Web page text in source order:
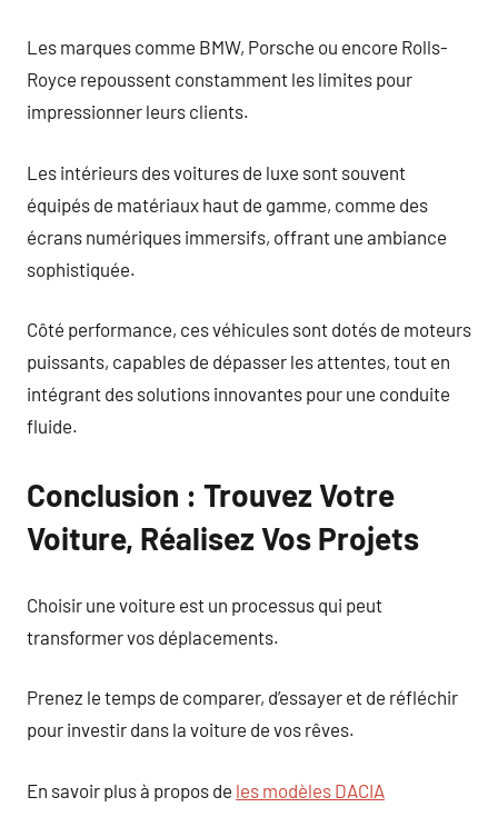
Les marques comme BMW, Porsche ou encore Rolls-
Royce repoussent constamment les limites pour
impressionner leurs clients.
Les intérieurs des voitures de luxe sont souvent
équipés de matériaux haut de gamme, comme des
écrans numériques immersifs, offrant une ambiance
sophistiquée.
Côté performance, ces véhicules sont dotés de moteurs
puissants, capables de dépasser les attentes, tout en
intégrant des solutions innovantes pour une conduite
fluide.
Conclusion : Trouvez Votre
Voiture, Réalisez Vos Projets
Choisir une voiture est un processus qui peut
transformer vos déplacements.
Prenez le temps de comparer, d’essayer et de réfléchir
pour investir dans la voiture de vos rêves.
En savoir plus à propos de les modèles DACIA